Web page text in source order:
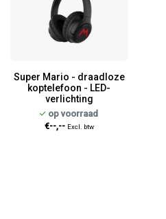
Super Mario - draadloze
koptelefoon - LED-
verlichting
op voorraad
€--,-- Excl. btw